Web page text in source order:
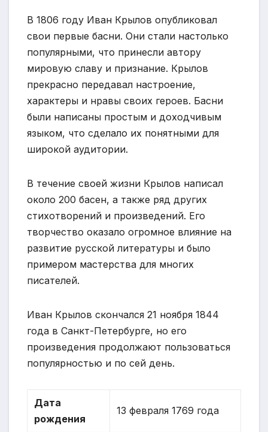
В 1806 году Иван Крылов опубликовал
свои первые басни. Они стали настолько
популярными, что принесли автору
мировую славу и признание. Крылов
прекрасно передавал настроение,
характеры и нравы своих героев. Басни
были написаны простым и доходчивым
языком, что сделало их понятными для
широкой аудитории.
В течение своей жизни Крылов написал
около 200 басен, а также ряд других
стихотворений и произведений. Его
творчество оказало огромное влияние на
развитие русской литературы и было
примером мастерства для многих
писателей.
Иван Крылов скончался 21 ноября 1844
года в Санкт-Петербурге, но его
произведения продолжают пользоваться
популярностью и по сей день.
Дата
рождения
13 февраля 1769 года